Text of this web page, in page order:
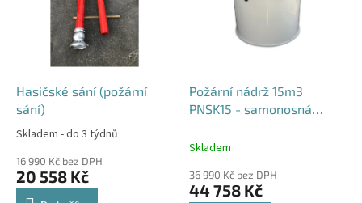
Hasičské sání (požární
sání)
Průměrné
produktu
je
4,2
Skladem - do 3 týdnů
16 990 Kč bez DPH
20 558 Kč
Požární nádrž 15m3
PNSK15 - samonosná
Skladem
36 990 Kč bez DPH
44 758 Kč